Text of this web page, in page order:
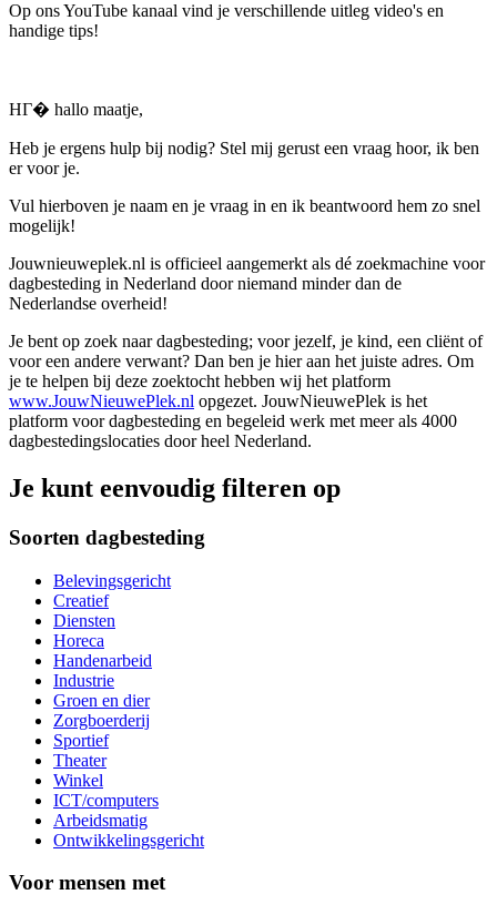
Op ons YouTube kanaal vind je verschillende uitleg video's en
handige tips!
HГ� hallo maatje,
Heb je ergens hulp bij nodig? Stel mij gerust een vraag hoor, ik ben
er voor je.
Vul hierboven je naam en je vraag in en ik beantwoord hem zo snel
mogelijk!
Jouwnieuweplek.nl is officieel aangemerkt als dé zoekmachine voor
dagbesteding in Nederland door niemand minder dan de
Nederlandse overheid!
Je bent op zoek naar dagbesteding; voor jezelf, je kind, een cliënt of
voor een andere verwant? Dan ben je hier aan het juiste adres. Om
je te helpen bij deze zoektocht hebben wij het platform
www.JouwNieuwePlek.nl opgezet. JouwNieuwePlek is het
platform voor dagbesteding en begeleid werk met meer als 4000
dagbestedingslocaties door heel Nederland.
Je kunt eenvoudig filteren op
Soorten dagbesteding
Belevingsgericht
Creatief
Diensten
Horeca
Handenarbeid
Industrie
Groen en dier
Zorgboerderij
Sportief
Theater
Winkel
ICT/computers
Arbeidsmatig
Ontwikkelingsgericht
Voor mensen met